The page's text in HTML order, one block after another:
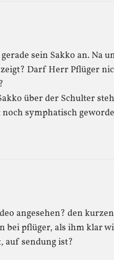
sein Sakko an. Na
Darf Herr Pflüger
über der Schulter
symphatisch
angesehen? den
bei pflüger, als ihm klar
auf sendung ist?